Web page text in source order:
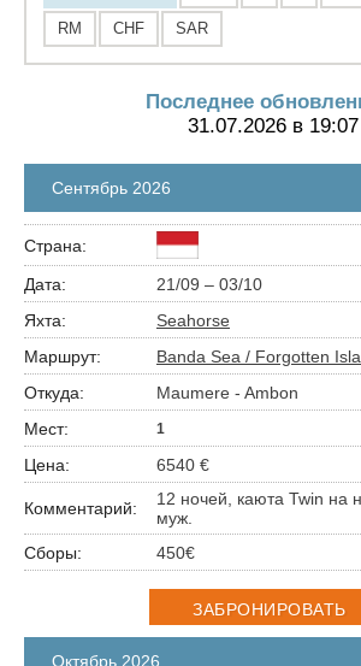
RM CHF SAR
Последнее
31.07.2026 в 19:07
Сентябрь 2026
21/09 – 03/10
Seahorse
Banda Sea / Forgotten
Maumere - Ambon
1
6540 €
12 ночей, каюта Twin на
муж.
450€
ЗАБРОНИРОВАТЬ
Октябрь 2026